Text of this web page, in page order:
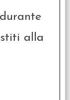
alla